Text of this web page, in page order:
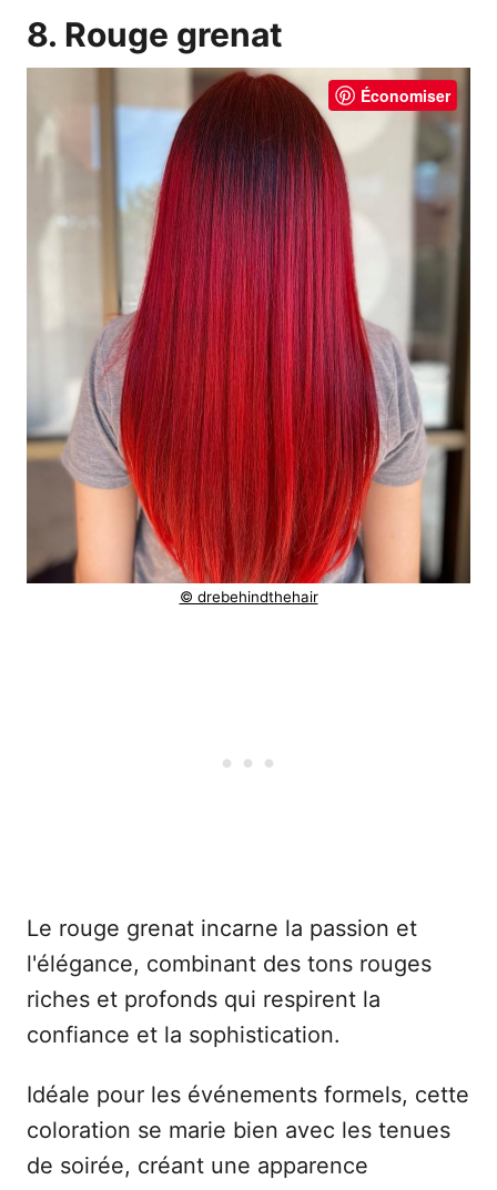
8. Rouge grenat
Économiser
© drebehindthehair
Le rouge grenat incarne la passion et
l'élégance, combinant des tons rouges
riches et profonds qui respirent la
confiance et la sophistication.
Idéale pour les événements formels, cette
coloration se marie bien avec les tenues
de soirée, créant une apparence